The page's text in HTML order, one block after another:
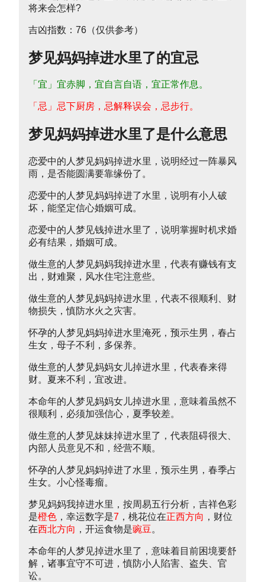
吉凶指数：76（仅供参考）
梦见妈妈掉进水里了的宜忌
「宜」宜赤脚，宜自言自语，宜正常作息。
「忌」忌下厨房，忌解释误会，忌步行。
梦见妈妈掉进水里了是什么意思
恋爱中的人梦见妈妈掉进水里，说明经过一阵暴风
雨，是否能圆满要靠缘份了。
恋爱中的人梦见妈妈掉进了水里，说明有小人破
坏，能坚定信心婚姻可成。
恋爱中的人梦见钱掉进水里了，说明掌握时机求婚
必有结果，婚姻可成。
做生意的人梦见妈妈我掉进水里，代表有赚钱有支
出，财难聚，风水住宅注意些。
做生意的人梦见妈妈掉进水里，代表不很顺利、财
物损失，慎防水火之灾害。
怀孕的人梦见妈妈掉进水里淹死，预示生男，春占
生女，母子不利，多保养。
做生意的人梦见妈妈女儿掉进水里，代表春来得
财。夏来不利，宜改进。
本命年的人梦见妈妈女儿掉进水里，意味着虽然不
很顺利，必须加强信心，夏季较差。
做生意的人梦见妹妹掉进水里了，代表阻碍很大、
内部人员意见不和，经营不顺。
怀孕的人梦见妈妈掉进了水里，预示生男，春季占
生女。小心怪毒瘤。
梦见妈妈我掉进水里，按周易五行分析，吉祥色彩
是橙色 ，幸运数字是7 ，桃花位在正西方向 ，财位
在西北方向 ，开运食物是豌豆。
本命年的人梦见掉进水里了，意味着目前困境要舒
解，诸事宜守不可进，慎防小人陷害、盗失、官
讼。